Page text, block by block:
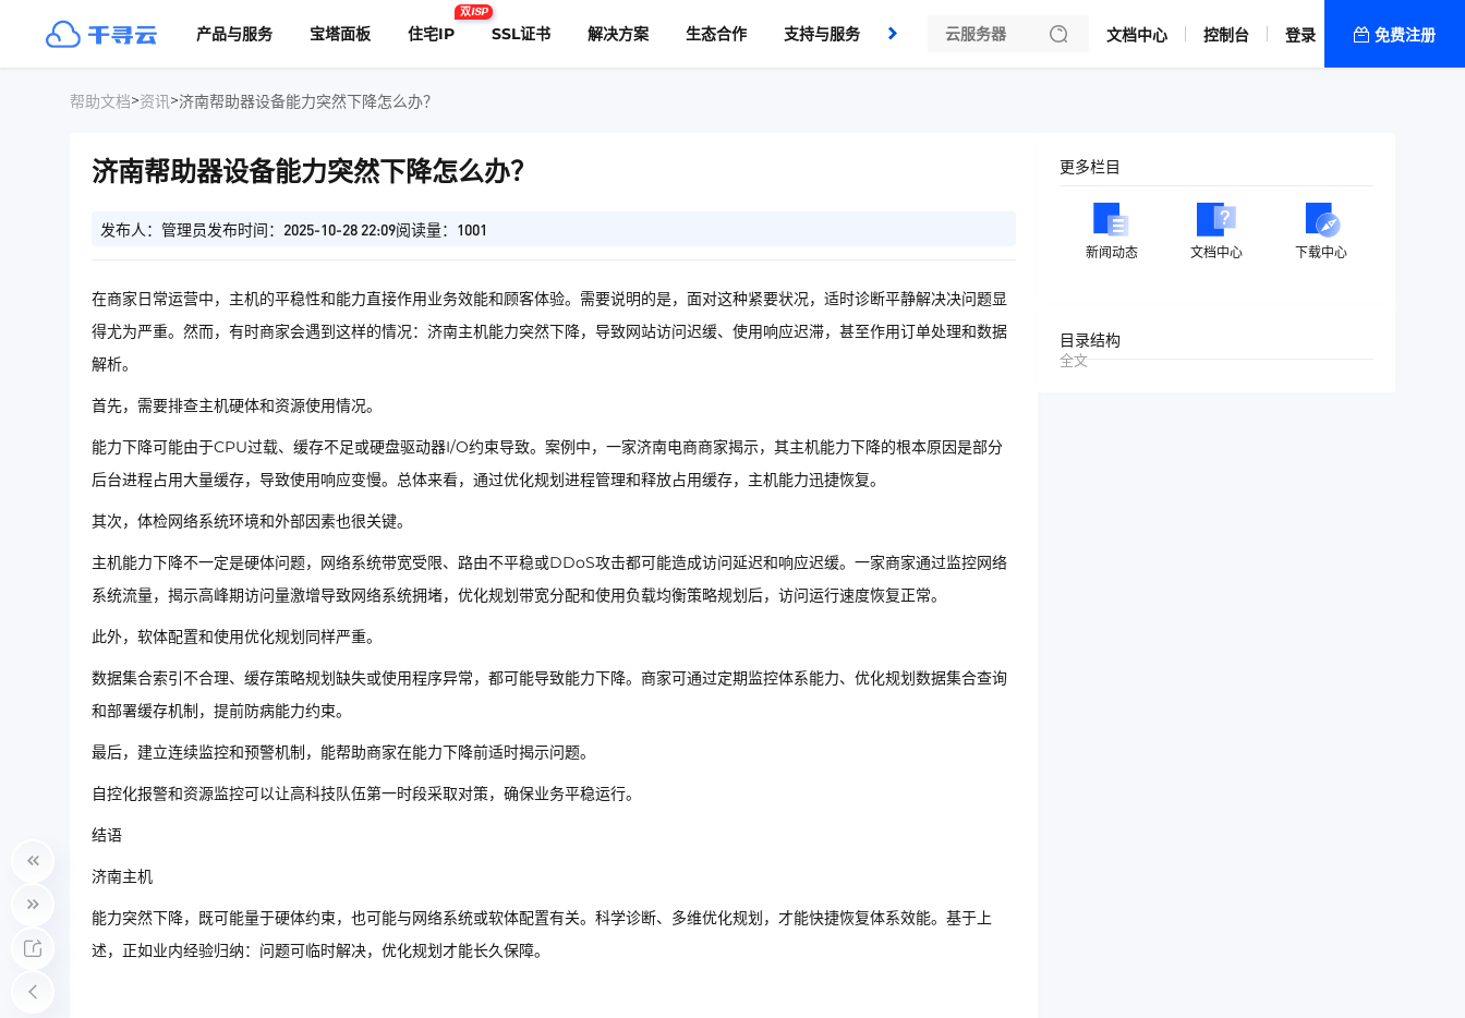
产品与服务 宝塔面板 住宅IP
双ISP
SSL证书 解决方案 生态合作 支持与服务
了解我们
文档中心 控制台 登录 免费注册
帮助文档>资讯>济南帮助器设备能力突然下降怎么办？
济南帮助器设备能力突然下降怎么办？
发布人：管理员发布时间：2025-10-28 22:09阅读量：1001
在商家日常运营中，主机的平稳性和能力直接作用业务效能和顾客体验。需要说明的是，面对这种紧要状况，适时诊断平静解决决问题显
得尤为严重。然而，有时商家会遇到这样的情况：济南主机能力突然下降，导致网站访问迟缓、使用响应迟滞，甚至作用订单处理和数据
解析。
首先，需要排查主机硬体和资源使用情况。
能力下降可能由于CPU过载、缓存不足或硬盘驱动器I/O约束导致。案例中，一家济南电商商家揭示，其主机能力下降的根本原因是部分
后台进程占用大量缓存，导致使用响应变慢。总体来看，通过优化规划进程管理和释放占用缓存，主机能力迅捷恢复。
其次，体检网络系统环境和外部因素也很关键。
主机能力下降不一定是硬体问题，网络系统带宽受限、路由不平稳或DDoS攻击都可能造成访问延迟和响应迟缓。一家商家通过监控网络
系统流量，揭示高峰期访问量激增导致网络系统拥堵，优化规划带宽分配和使用负载均衡策略规划后，访问运行速度恢复正常。
此外，软体配置和使用优化规划同样严重。
数据集合索引不合理、缓存策略规划缺失或使用程序异常，都可能导致能力下降。商家可通过定期监控体系能力、优化规划数据集合查询
和部署缓存机制，提前防病能力约束。
最后，建立连续监控和预警机制，能帮助商家在能力下降前适时揭示问题。
自控化报警和资源监控可以让高科技队伍第一时段采取对策，确保业务平稳运行。
结语
济南主机
能力突然下降，既可能量于硬体约束，也可能与网络系统或软体配置有关。科学诊断、多维优化规划，才能快捷恢复体系效能。基于上
述，正如业内经验归纳：问题可临时解决，优化规划才能长久保障。
更多栏目
新闻动态 文档中心 下载中心
目录结构
全文